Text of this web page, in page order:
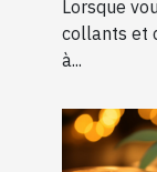
Lorsque
collants et
à...